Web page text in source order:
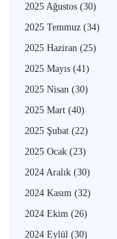
2025 Ağustos (30)
2025 Temmuz (34)
2025 Haziran (25)
2025 Mayıs (41)
2025 Nisan (30)
2025 Mart (40)
2025 Şubat (22)
2025 Ocak (23)
2024 Aralık (30)
2024 Kasım (32)
2024 Ekim (26)
2024 Eylül (30)